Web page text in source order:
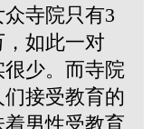
寺院只有3
如此一对
少。而寺院
接受教育的
男性受教育